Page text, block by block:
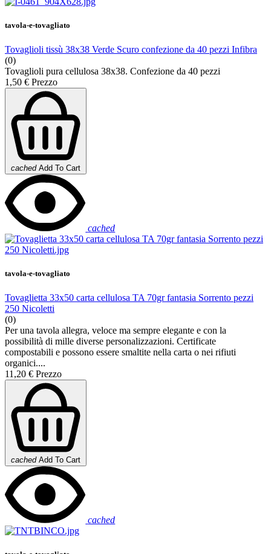
tavola-e-tovagliato
Tovaglioli tissù 38x38 Verde Scuro confezione da 40 pezzi Infibra
(0)
Tovaglioli pura cellulosa 38x38. Confezione da 40 pezzi
1,50 € Prezzo
cached Add To Cart
cached
tavola-e-tovagliato
Tovaglietta 33x50 carta cellulosa TA 70gr fantasia Sorrento pezzi
250 Nicoletti
(0)
Per una tavola allegra, veloce ma sempre elegante e con la
possibilità di mille diverse personalizzazioni. Certificate
compostabili e possono essere smaltite nella carta o nei rifiuti
organici....
11,20 € Prezzo
cached Add To Cart
cached